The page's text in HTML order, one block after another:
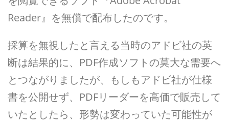
Reader』を無償で配布したのです。
採算を無視したと言える当時のアドビ社の英
断は結果的に、PDF作成ソフトの莫大な需要へ
とつながりましたが、もしもアドビ社が仕様
書を公開せず、PDFリーダーを高価で販売して
いたとしたら、形勢は変わっていた可能性が